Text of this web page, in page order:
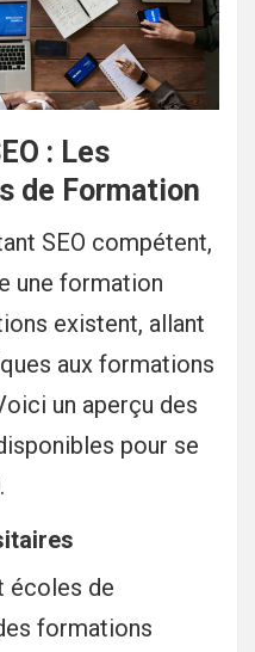
: Les
de Formation
SEO compétent,
une formation
existent, allant
aux formations
un aperçu des
pour se
écoles de
formations